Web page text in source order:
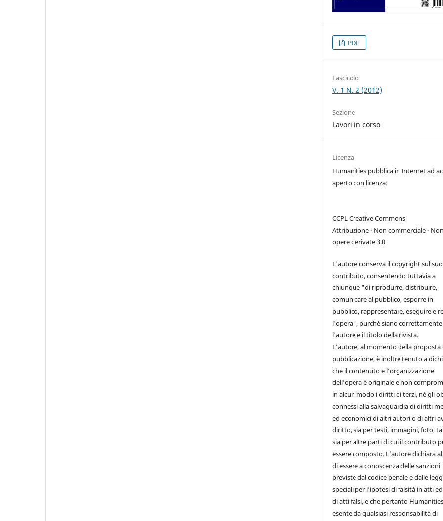
PDF
Fascicolo
V. 1 N. 2 (2012)
Sezione
Lavori in corso
Licenza
Humanities pubblica in Internet ad
aperto con licenza:
CCPL Creative Commons
Attribuzione - Non commerciale - Non
opere derivate 3.0
L'autore conserva il copyright sul suo
contributo, consentendo tuttavia a
chiunque "di riprodurre, distribuire,
comunicare al pubblico, esporre in
pubblico, rappresentare, eseguire e
l'opera", purché siano
l'autore e il titolo della rivista.
L’autore, al momento della proposta
pubblicazione, è inoltre tenuto a
che il contenuto e l’organizzazione
dell’opera è originale e non
in alcun modo i diritti di terzi, né gli
connessi alla salvaguardia di diritti
ed economici di altri autori o di altri
diritto, sia per testi, immagini, foto,
sia per altre parti di cui il contributo
essere composto. L’autore dichiara
di essere a conoscenza delle sanzioni
previste dal codice penale e dalle
speciali per l’ipotesi di falsità in atti
di atti falsi, e che pertanto
esente da qualsiasi responsabilità di